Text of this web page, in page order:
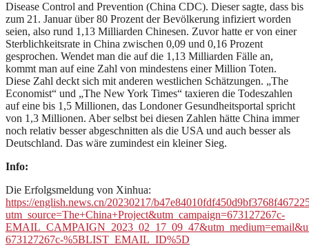
Disease Control and Prevention (China CDC). Dieser sagte, dass bis
zum 21. Januar über 80 Prozent der Bevölkerung infiziert worden
seien, also rund 1,13 Milliarden Chinesen. Zuvor hatte er von einer
Sterblichkeitsrate in China zwischen 0,09 und 0,16 Prozent
gesprochen. Wendet man die auf die 1,13 Milliarden Fälle an,
kommt man auf eine Zahl von mindestens einer Million Toten.
Diese Zahl deckt sich mit anderen westlichen Schätzungen. „The
Economist“ und „The New York Times“ taxieren die Todeszahlen
auf eine bis 1,5 Millionen, das Londoner Gesundheitsportal spricht
von 1,3 Millionen. Aber selbst bei diesen Zahlen hätte China immer
noch relativ besser abgeschnitten als die USA und auch besser als
Deutschland. Das wäre zumindest ein kleiner Sieg.
Info:
Die Erfolgsmeldung von Xinhua:
https://english.news.cn/20230217/
utm_source=The+China+Project&utm_campaign=673127267c-
673127267c-%5BLIST_EMAIL_ID%5D